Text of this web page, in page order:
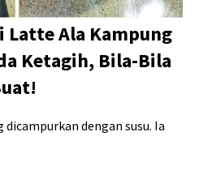
Latte Ala Kampung
Ketagih, Bila-Bila
dengan susu. Ia